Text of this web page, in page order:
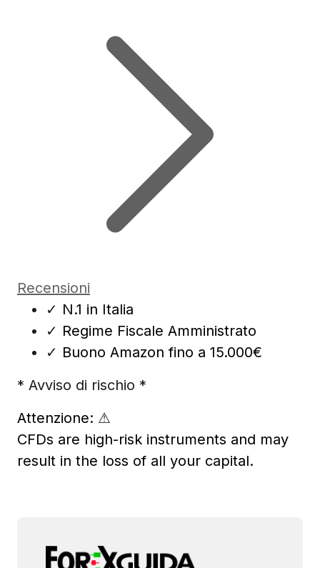
Recensioni
✓ N.1 in Italia
✓ Regime Fiscale Amministrato
✓ Buono Amazon fino a 15.000€
* Avviso di rischio *
Attenzione: ⚠
CFDs are high-risk instruments and may
result in the loss of all your capital.